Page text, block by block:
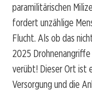
paramilitärischen
fordert unzählige
Flucht. Als ob das
2025
verübt! Dieser Ort ist
Versorgung und die